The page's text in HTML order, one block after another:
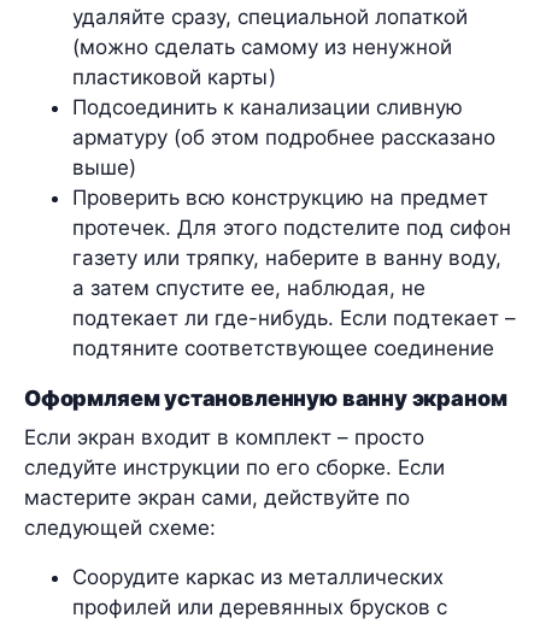
удаляйте сразу, специальной лопаткой
(можно сделать самому из ненужной
пластиковой карты)
Подсоединить к канализации сливную
арматуру (об этом подробнее рассказано
выше)
Проверить всю конструкцию на предмет
протечек. Для этого подстелите под сифон
газету или тряпку, наберите в ванну воду,
а затем спустите ее, наблюдая, не
подтекает ли где-нибудь. Если подтекает –
подтяните соответствующее соединение
Оформляем установленную ванну экраном
Если экран входит в комплект – просто
следуйте инструкции по его сборке. Если
мастерите экран сами, действуйте по
следующей схеме:
Соорудите каркас из металлических
профилей или деревянных брусков с